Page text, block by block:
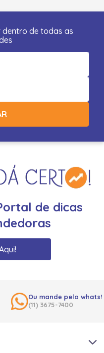
dentro de todas as
de dicas
Ou mande pelo whats!
(11) 3675-7400